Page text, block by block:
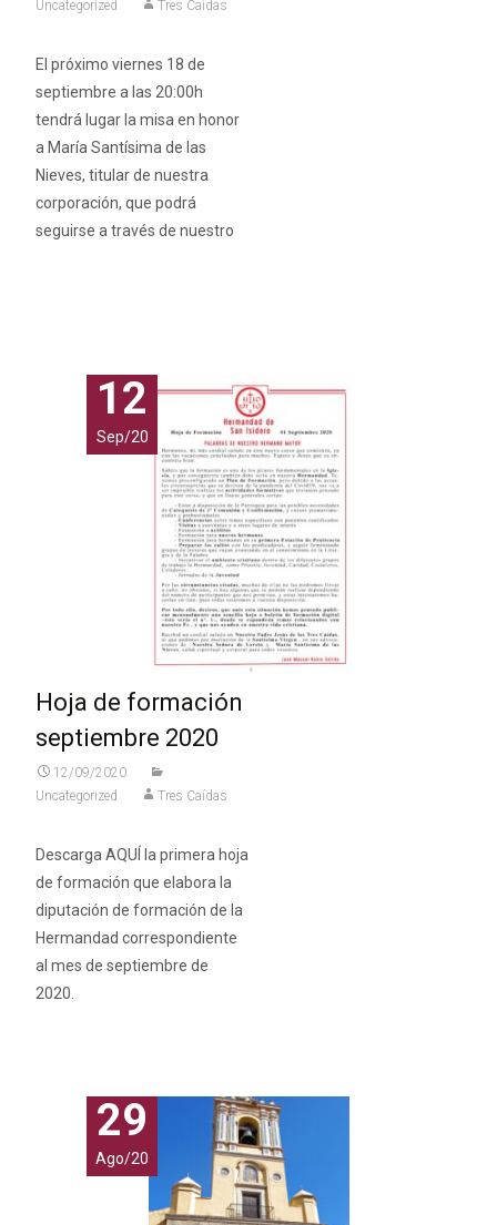
Uncategorized Tres Caídas
El próximo viernes 18 de
septiembre a las 20:00h
tendrá lugar la misa en honor
a María Santísima de las
Nieves, titular de nuestra
corporación, que podrá
seguirse a través de nuestro
12
Sep/20
Hoja de formación
septiembre 2020
12/09/2020
Uncategorized
Tres Caídas
Descarga AQUÍ la primera hoja
de formación que elabora la
diputación de formación de la
Hermandad correspondiente
al mes de septiembre de
2020.
29
Ago/20